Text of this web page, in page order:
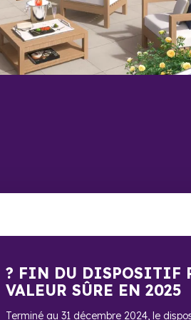
? FIN DU DISPOSITIF
VALEUR SÛRE EN 2025
Terminé au 31 décembre 2024, le